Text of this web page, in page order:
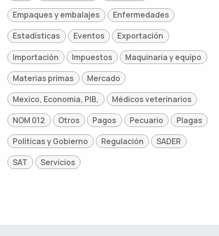
Empaques y embalajes
Enfermedades
Estadísticas
Eventos
Exportación
Importación
Impuestos
Maquinaria y equipo
Materias primas
Mercado
Mexico, Economia, PIB,
Médicos veterinarios
NOM 012
Otros Pagos Pecuario
Plagas
Politicas y Gobierno
Regulación
SADER
SAT
Servicios